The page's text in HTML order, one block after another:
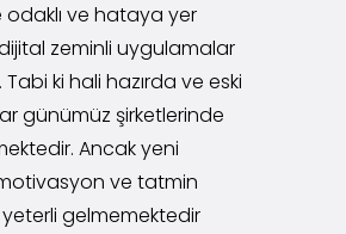
odaklı ve hataya yer
zeminli uygulamalar
ki hali hazırda ve eski
günümüz şirketlerinde
Ancak yeni
ve tatmin
yeterli gelmemektedir